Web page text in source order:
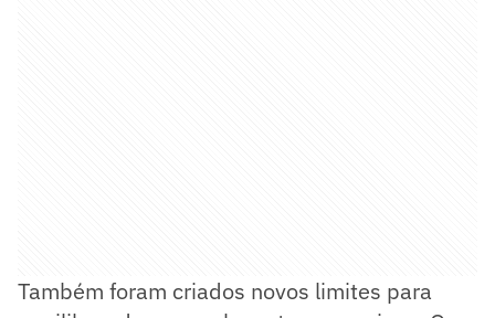
Também foram criados novos limites para